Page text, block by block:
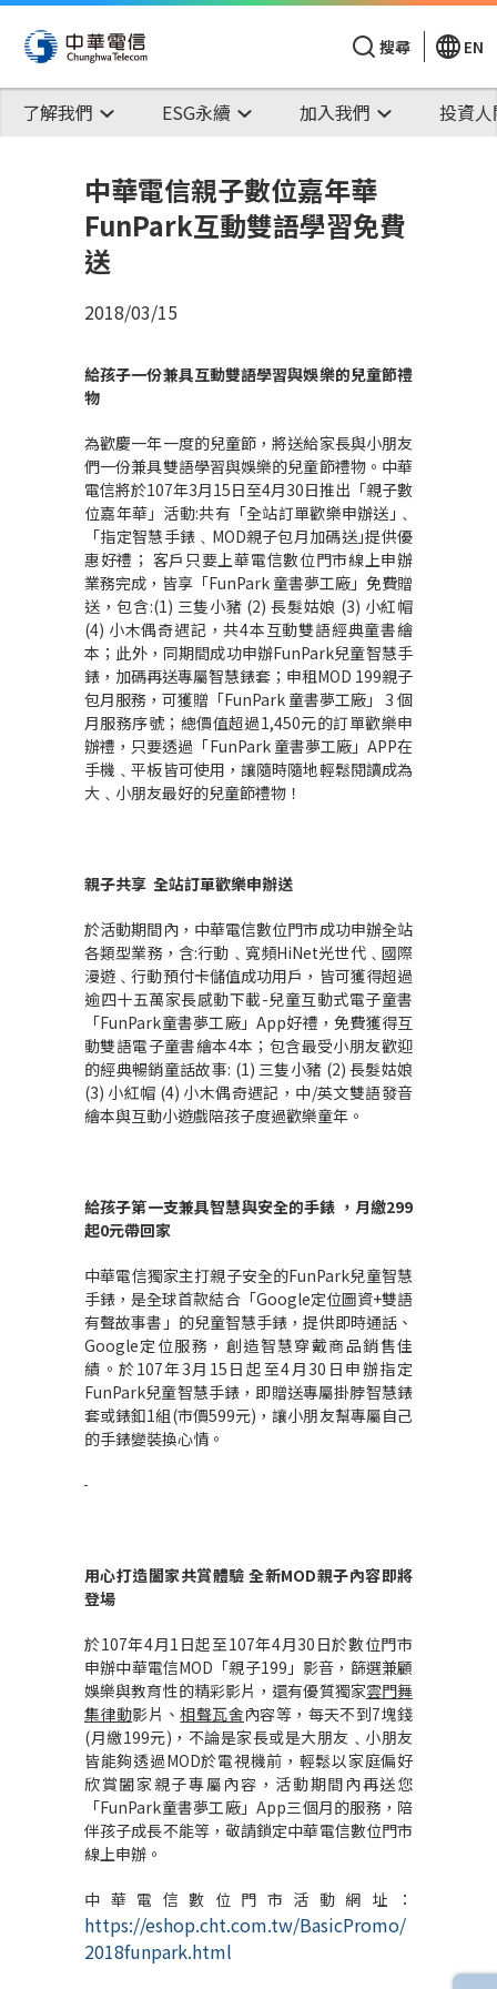
搜尋 EN
了解我們 ESG永續 加入我們 投資
中華電信親子數位嘉年華
FunPark互動雙語學習免費
送
2018/03/15
給孩子一份兼具互動雙語學習與娛樂的兒童節禮
物
為歡慶一年一度的兒童節，將送給家長與小朋友
們一份兼具雙語學習與娛樂的兒童節禮物。中華
電信將於107年3月15日至4月30日推出「親子數
位嘉年華」活動:共有「全站訂單歡樂申辦送｣﹑
「指定智慧手錶﹑MOD親子包月加碼送｣提供優
惠好禮； 客戶只要上華電信數位門市線上申辦
業務完成，皆享「FunPark 童書夢工廠」免費贈
送，包含:(1) 三隻小豬 (2) 長髮姑娘 (3) 小紅帽
(4) 小木偶奇遇記，共4本互動雙語經典童書繪
本；此外，同期間成功申辦FunPark兒童智慧手
錶，加碼再送專屬智慧錶套；申租MOD 199親子
包月服務，可獲贈「FunPark 童書夢工廠」 3 個
月服務序號；總價值超過1,450元的訂單歡樂申
辦禮，只要透過「FunPark 童書夢工廠」APP在
手機﹑平板皆可使用，讓隨時隨地輕鬆閱讀成為
大﹑小朋友最好的兒童節禮物！
親子共享 全站訂單歡樂申辦送
於活動期間內，中華電信數位門市成功申辦全站
各類型業務，含:行動﹑寬頻HiNet光世代﹑國際
漫遊﹑行動預付卡儲值成功用戶，皆可獲得超過
逾四十五萬家長感動下載-兒童互動式電子童書
「FunPark童書夢工廠」App好禮，免費獲得互
動雙語電子童書繪本4本；包含最受小朋友歡迎
的經典暢銷童話故事: (1) 三隻小豬 (2) 長髮姑娘
(3) 小紅帽 (4) 小木偶奇遇記，中/英文雙語發音
繪本與互動小遊戲陪孩子度過歡樂童年。
給孩子第一支兼具智慧與安全的手錶 ， 月繳299
起0元帶回家
中華電信獨家主打親子安全的FunPark兒童智慧
手錶，是全球首款結合「Google定位圖資+雙語
有聲故事書」的兒童智慧手錶，提供即時通話、
Google定位服務，創造智慧穿戴商品銷售佳
績。於107年3月15日起至4月30日申辦指定
FunPark兒童智慧手錶，即贈送專屬掛脖智慧錶
套或錶釦1組(市價599元)，讓小朋友幫專屬自己
的手錶變裝換心情。
用心打造闔家共賞體驗 全新MOD親子內容即將
登場
於107年4月1日起至107年4月30日於數位門市
申辦中華電信MOD「親子199」影音，篩選兼顧
娛樂與教育性的精彩影片，還有優質獨家雲門舞
集律動影片、相聲瓦舍內容等，每天不到7塊錢
(月繳199元)，不論是家長或是大朋友﹑小朋友
皆能夠透過MOD於電視機前，輕鬆以家庭偏好
欣賞闔家親子專屬內容，活動期間內再送您
「FunPark童書夢工廠」App三個月的服務，陪
伴孩子成長不能等，敬請鎖定中華電信數位門市
線上申辦。
中華電信數位門市活動網址：
https://eshop.cht.com.tw/BasicPromo/
2018funpark.html